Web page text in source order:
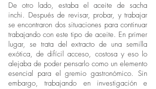
De otro lado, estaba el aceite de sacha
inchi. Después de revisar, probar, y trabajar
se encontraron dos situaciones para continuar
trabajando con este tipo de aceite. En primer
lugar, se trata del extracto de una semilla
exótica, de difícil acceso, costosa y eso lo
alejaba de poder pensarlo como un elemento
esencial para el gremio gastronómico. Sin
embargo, trabajando en investigación e